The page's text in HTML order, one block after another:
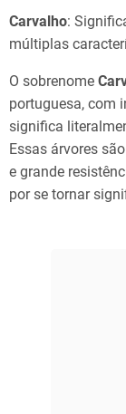
Carvalho:
múltiplas
O sobrenome
portuguesa, com
significa
Essas árvores
e grande
por se tornar